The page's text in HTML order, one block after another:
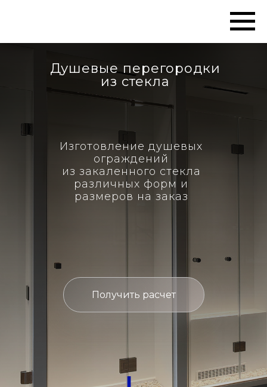
Душевые перегородки
из стекла
Изготовление душевых
ограждений
из закаленного стекла
различных форм и
размеров на заказ
Получить расчет